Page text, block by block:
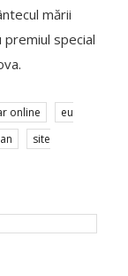
mării
special
online
eu
site